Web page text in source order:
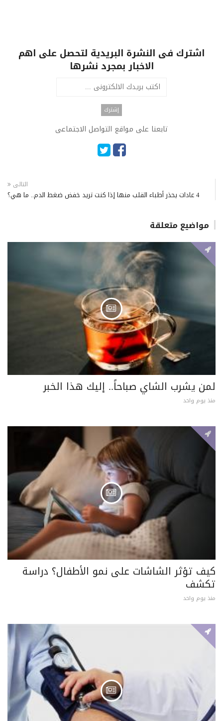
اشترك فى النشرة البريدية لتحصل على اهم
الاخبار بمجرد نشرها
تابعنا على مواقع التواصل الاجتماعى
التالى
4 عادات يحذر أطباء القلب منها إذا كنت تريد خفض ضغط الدم.. ما هي؟
مواضيع متعلقة
لمن يشرب الشاي صباحاً.. إليك هذا الخبر
منذ يوم واحد
كيف تؤثر الشاشات على نمو الأطفال؟ دراسة
تكشف
منذ يوم واحد